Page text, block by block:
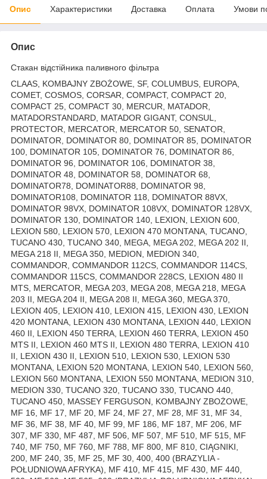
Опис Характеристики Доставка Оплата Умови
Опис
Стакан відстійника паливного фільтра
CLAAS, KOMBAJNY ZBOŻOWE, SF, COLUMBUS, EUROPA,
COMET, COSMOS, CORSAR, COMPACT, COMPACT 20,
COMPACT 25, COMPACT 30, MERCUR, MATADOR,
MATADORSTANDARD, MATADOR GIGANT, CONSUL,
PROTECTOR, MERCATOR, MERCATOR 50, SENATOR,
DOMINATOR, DOMINATOR 80, DOMINATOR 85, DOMINATOR
100, DOMINATOR 105, DOMINATOR 76, DOMINATOR 86,
DOMINATOR 96, DOMINATOR 106, DOMINATOR 38,
DOMINATOR 48, DOMINATOR 58, DOMINATOR 68,
DOMINATOR78, DOMINATOR88, DOMINATOR 98,
DOMINATOR108, DOMINATOR 118, DOMINATOR 88VX,
DOMINATOR 98VX, DOMINATOR 108VX, DOMINATOR 128VX,
DOMINATOR 130, DOMINATOR 140, LEXION, LEXION 600,
LEXION 580, LEXION 570, LEXION 470 MONTANA, TUCANO,
TUCANO 430, TUCANO 340, MEGA, MEGA 202, MEGA 202 II,
MEGA 218 II, MEGA 350, MEDION, MEDION 340,
COMMANDOR, COMMANDOR 112CS, COMMANDOR 114CS,
COMMANDOR 115CS, COMMANDOR 228CS, LEXION 480 II
MTS, MERCATOR, MEGA 203, MEGA 208, MEGA 218, MEGA
203 II, MEGA 204 II, MEGA 208 II, MEGA 360, MEGA 370,
LEXION 405, LEXION 410, LEXION 415, LEXION 430, LEXION
420 MONTANA, LEXION 430 MONTANA, LEXION 440, LEXION
460 II, LEXION 450 TERRA, LEXION 460 TERRA, LEXION 450
MTS II, LEXION 460 MTS II, LEXION 480 TERRA, LEXION 410
II, LEXION 430 II, LEXION 510, LEXION 530, LEXION 530
MONTANA, LEXION 520 MONTANA, LEXION 540, LEXION 560,
LEXION 560 MONTANA, LEXION 550 MONTANA, MEDION 310,
MEDION 330, TUCANO 320, TUCANO 330, TUCANO 440,
TUCANO 450, MASSEY FERGUSON, KOMBAJNY ZBOŻOWE,
MF 16, MF 17, MF 20, MF 24, MF 27, MF 28, MF 31, MF 34,
MF 36, MF 38, MF 40, MF 99, MF 186, MF 187, MF 206, MF
307, MF 330, MF 487, MF 506, MF 507, MF 510, MF 515, MF
740, MF 750, MF 760, MF 788, MF 800, MF 810, CIĄGNIKI,
200, MF 240, 35, MF 25, MF 30, 400, 400 (BRAZYLIA -
POŁUDNIOWA AFRYKA), MF 410, MF 415, MF 430, MF 440,